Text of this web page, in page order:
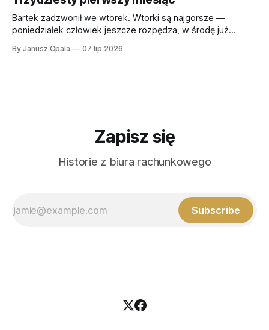
okienko adresowe mówi wszystko, co trzeba wiedzieć.
Pan Tomek
Bartek zadzwonił we wtorek. Wtorki są najgorsze —
poniedziałek człowiek jeszcze rozpędza, w środę już
wszystkie listy, które w piątek udawałeś, że nie widzisz. —
By Janusz Opala 07 lip 2026
Zapisz się
Historie z biura rachunkowego
Subscribe